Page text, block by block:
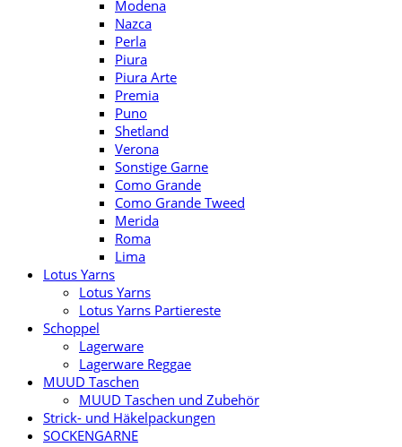
Modena
Nazca
Perla
Piura
Piura Arte
Premia
Puno
Shetland
Verona
Sonstige Garne
Como Grande
Como Grande Tweed
Merida
Roma
Lima
Lotus Yarns
Lotus Yarns
Lotus Yarns Partiereste
Schoppel
Lagerware
Lagerware Reggae
MUUD Taschen
MUUD Taschen und Zubehör
Strick- und Häkelpackungen
SOCKENGARNE